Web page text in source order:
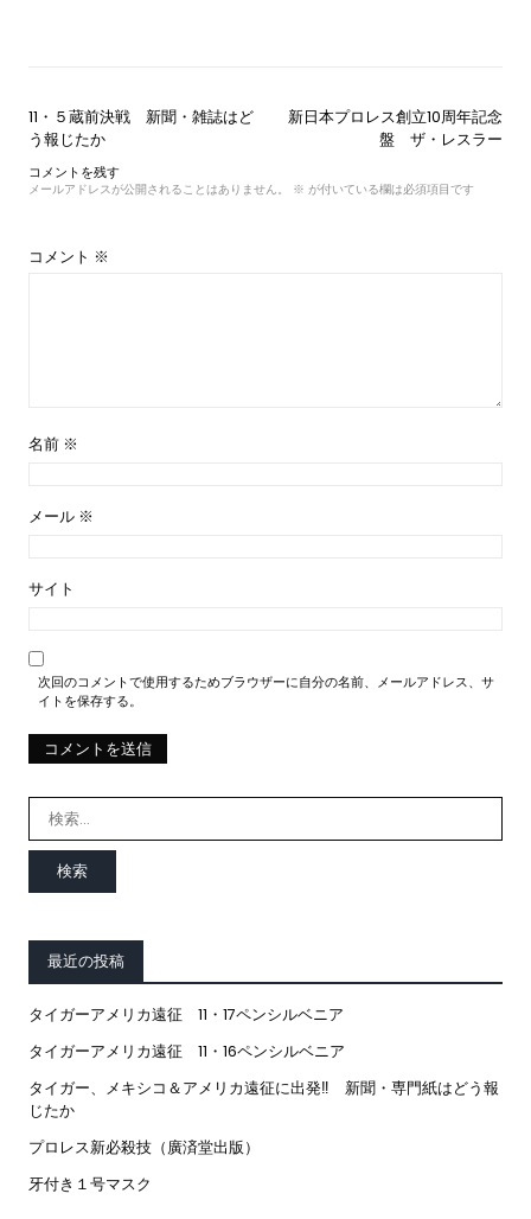
投
稿
ビ
シ
11・５蔵前決戦 新聞・雑誌はど
う報じたか
新日本プロレス創立10周年記念
盤 ザ・レスラー
コメントを残す
メールアドレスが公開されることはありません。 ※ が付いている欄は必須項目です
コメント ※
名前 ※
メール ※
サイト
次回のコメントで使用するためブラウザーに自分の名前、メールアドレス、サ
イトを保存する。
最近の投稿
タイガーアメリカ遠征 11・17ペンシルベニア
タイガーアメリカ遠征 11・16ペンシルベニア
タイガー、メキシコ＆アメリカ遠征に出発‼ 新聞・専門紙はどう報
じたか
プロレス新必殺技（廣済堂出版）
牙付き１号マスク